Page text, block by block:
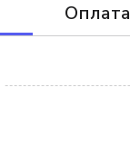
Оплата